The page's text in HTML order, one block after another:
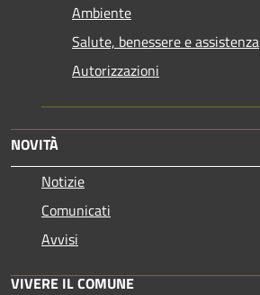
Ambiente
Salute, benessere e assistenza
Autorizzazioni
NOVITÀ
Notizie
Comunicati
Avvisi
VIVERE IL COMUNE